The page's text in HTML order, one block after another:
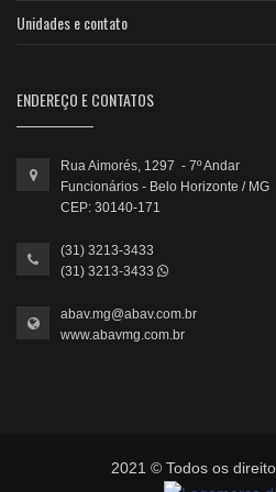
Unidades e contato
ENDEREÇO E CONTATOS
Rua Aimorés, 1297 - 7º Andar
Funcionários - Belo Horizonte / MG
CEP: 30140-171
(31) 3213-3433
(31) 3213-3433
abav.mg@abav.com.br
www.abavmg.com.br
2021 © Todos os